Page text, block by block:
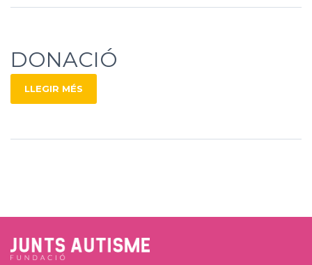
DONACIÓ
LLEGIR MÉS